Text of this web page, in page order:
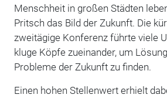
Menschheit in großen Städten
Pritsch das Bild der Zukunft. Die
zweitägige Konferenz führte viele
kluge Köpfe zueinander, um
Probleme der Zukunft zu finden.
Einen hohen Stellenwert erhielt